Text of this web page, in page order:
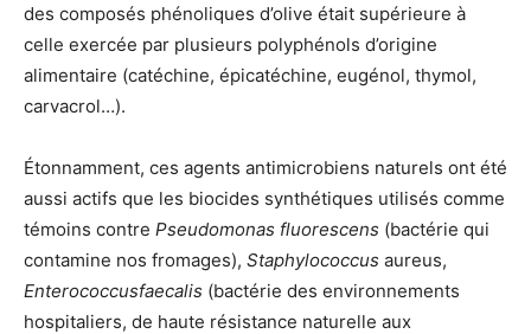
des composés phénoliques d’olive était supérieure à
celle exercée par plusieurs polyphénols d’origine
alimentaire (catéchine, épicatéchine, eugénol, thymol,
carvacrol…).
Étonnamment, ces agents antimicrobiens naturels ont été
aussi actifs que les biocides synthétiques utilisés comme
témoins contre Pseudomonas fluorescens (bactérie qui
contamine nos fromages), Staphylococcus aureus,
Enterococcusfaecalis (bactérie des environnements
hospitaliers, de haute résistance naturelle aux